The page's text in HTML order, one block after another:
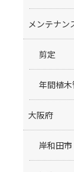
メンテナン
剪定
年間植
大阪府
岸和田市